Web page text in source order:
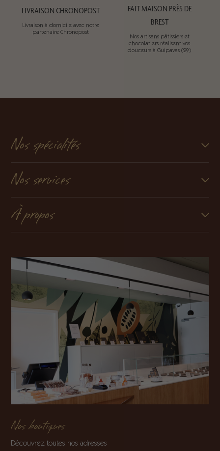
LIVRAISON CHRONOPOST
Livraison à domicile avec notre
partenaire Chronopost
FAIT MAISON PRÈS DE
BREST
Nos artisans pâtissiers et
chocolatiers réalisent vos
douceurs à Guipavas (29)
Nos spécialités
Nos services
À propos
Nos boutiques
Découvrez toutes nos adresses